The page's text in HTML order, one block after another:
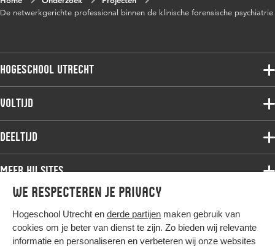
We respecteren je privacy
Hogeschool Utrecht en derde partijen maken gebruik van
cookies om je beter van dienst te zijn. Zo bieden wij relevante
informatie en personaliseren en verbeteren wij onze websites
De netwerkgerichte professional binnen de klinische forensische psychiatrie
Hogeschool Utrecht
Voltijdopleidingen
Deeltijdopleidingen
Onderzoek
Werken bij de HU
Contact
Voltijd
Associate degree
Bachelor
Master
Studiekeuze voltijd
Deeltijd
Associate degree
Bachelor
Master
Post-master
Meer HU sites
HU International
HU Bibliotheek
HU Ontwikkelt
Hier komt alles samen